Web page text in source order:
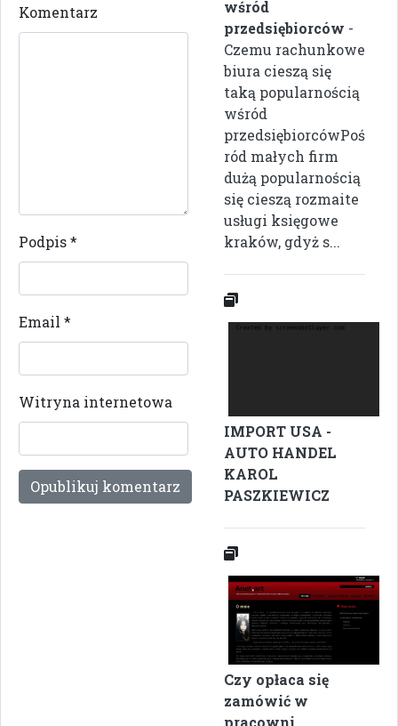
Komentarz
Podpis*
Email *
Witryna internetowa
wśród
przedsiębiorców -
Czemu rachunkowe
biura cieszą się
taką popularnością
wśród
przedsiębiorcówPoś
ród małych firm
dużą popularnością
się cieszą rozmaite
usługi księgowe
kraków, gdyż s...
IMPORT USA -
AUTO HANDEL
KAROL
PASZKIEWICZ
Czy opłaca się
zamówić w
pracowni